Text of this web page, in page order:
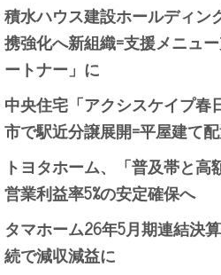
積水ハウス建設ホールディン
携強化へ新組織=支援メニュ
ートナー」に
中央住宅「アクシスケイプ春
市で駅近分譲展開=平屋建て
トヨタホーム、「普及帯と
営業利益率5%の安定確保へ
タマホーム26年5月期連結決
続で減収減益に